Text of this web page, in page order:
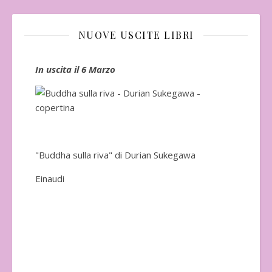
NUOVE USCITE LIBRI
In uscita il 6 Marzo
"Buddha sulla riva" di Durian Sukegawa
Einaudi